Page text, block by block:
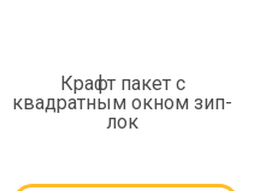
Крафт пакет с
квадратным окном зип-
лок